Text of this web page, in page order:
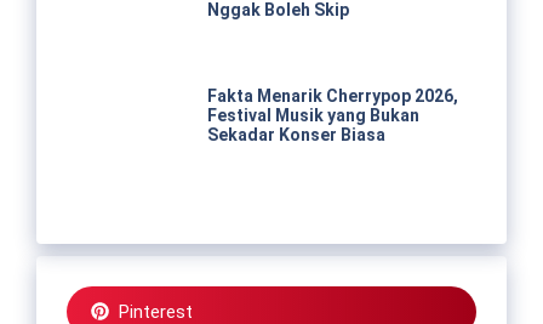
Nggak Boleh Skip
Fakta Menarik Cherrypop 2026,
Festival Musik yang Bukan
Sekadar Konser Biasa
Pinterest